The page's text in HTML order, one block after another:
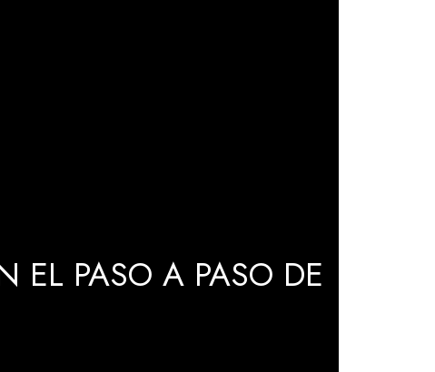
EL PASO A PASO DE